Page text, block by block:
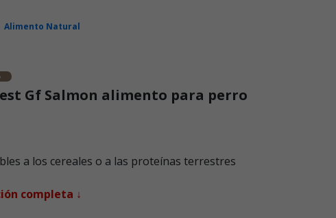
Alimento Natural
Gf Salmon alimento para perro
a los cereales o a las proteínas terrestres
completa ↓